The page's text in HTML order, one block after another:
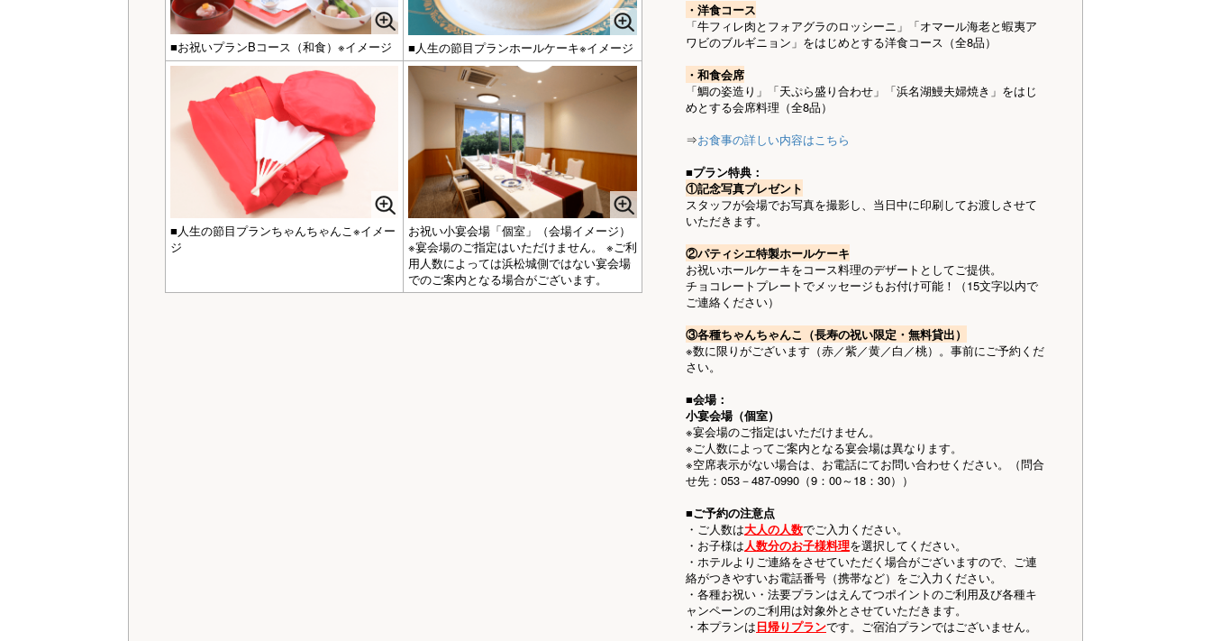
・洋食コース
「牛フィレ肉とフォアグラのロッシーニ」「オマール海老と蝦夷ア
ワビのブルギニョン」をはじめとする洋食コース（全8品）
・和食会席
「鯛の姿造り」「天ぷら盛り合わせ」「浜名湖鰻夫婦焼き」をはじ
めとする会席料理（全8品）
⇒お食事の詳しい内容はこちら
■プラン特典：
①記念写真プレゼント
スタッフが会場でお写真を撮影し、当日中に印刷してお渡しさせて
いただきます。
②パティシエ特製ホールケーキ
お祝いホールケーキをコース料理のデザートとしてご提供。
チョコレートプレートでメッセージもお付け可能！（15文字以内で
ご連絡ください）
③各種ちゃんちゃんこ（長寿の祝い限定・無料貸出）
※数に限りがございます（赤／紫／黄／白／桃）。事前にご予約くだ
さい。
■会場：
小宴会場（個室）
※宴会場のご指定はいただけません。
※ご人数によってご案内となる宴会場は異なります。
※空席表示がない場合は、お電話にてお問い合わせください。（問合
せ先：053－487-0990（9：00～18：30））
■ご予約の注意点
・ご人数は大人の人数でご入力ください。
・お子様は人数分のお子様料理を選択してください。
・ホテルよりご連絡をさせていただく場合がございますので、ご連
絡がつきやすいお電話番号（携帯など）をご入力ください。
・各種お祝い・法要プランはえんてつポイントのご利用及び各種キ
ャンペーンのご利用は対象外とさせていただきます。
・本プランは日帰りプランです。ご宿泊プランではございません。
■お祝いプランBコース（和食）※イメージ ■人生の節目プランホールケーキ※イメージ
■人生の節目プランちゃんちゃんこ※イメー
ジ
お祝い小宴会場「個室」（会場イメージ）
※宴会場のご指定はいただけません。 ※ご利
用人数によっては浜松城側ではない宴会場
でのご案内となる場合がございます。